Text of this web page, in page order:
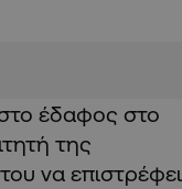
έδαφος στο
της
να επιστρέφει